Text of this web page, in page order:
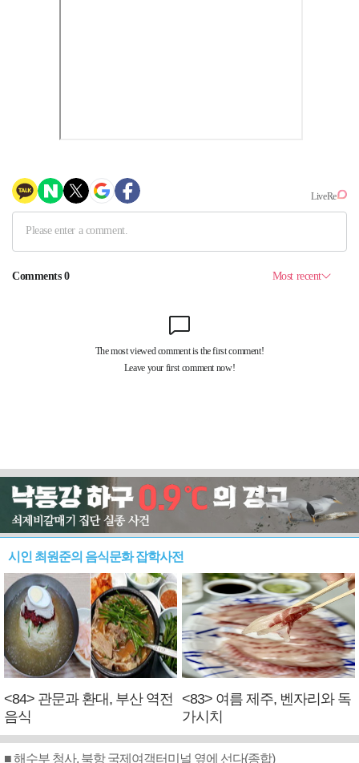
시인 최원준의 음식문화 잡학사전
<84> 관문과 환대, 부산 역전
음식
<83> 여름 제주, 벤자리와 독
가시치
■ 해수부 청사, 북항 국제여객터미널 옆에 선다(종합)